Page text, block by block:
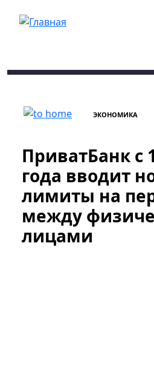
ЭКОНОМИКА
ПриватБанк с
года вводит
лимиты на
между
лицами